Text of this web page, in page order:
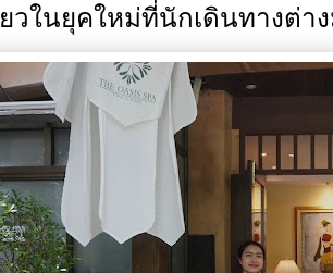
ยวในยุคใหม่ที่นักเดินทางต่